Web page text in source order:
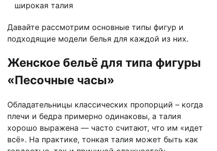
широкая талия
Давайте рассмотрим основные типы фигур и
подходящие модели белья для каждой из них.
Женское бельё для типа фигуры
«Песочные часы»
Обладательницы классических пропорций – когда
плечи и бедра примерно одинаковы, а талия
хорошо выражена — часто считают, что им «идет
всё». На практике, тонкая талия может быть как